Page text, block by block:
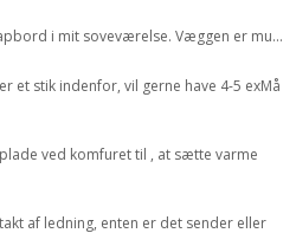
i mit soveværelse. Væggen er mu...
et stik indenfor, vil gerne have 4-5 exMå
ved komfuret til , at sætte varme
af ledning, enten er det sender eller